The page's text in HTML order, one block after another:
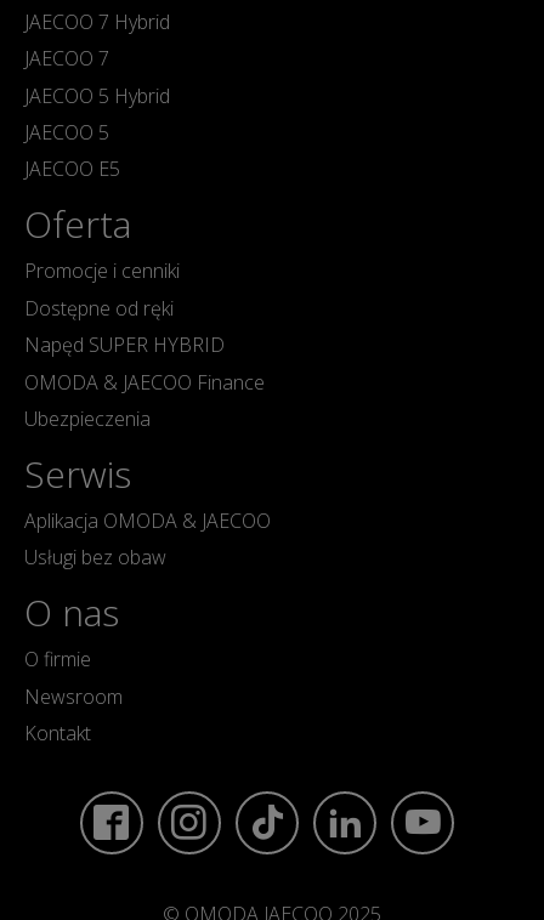
JAECOO 7 Hybrid
JAECOO 7
JAECOO 5 Hybrid
JAECOO 5
JAECOO E5
Oferta
Promocje i cenniki
Dostępne od ręki
Napęd SUPER HYBRID
OMODA & JAECOO Finance
Ubezpieczenia
Serwis
Aplikacja OMODA & JAECOO
Usługi bez obaw
O nas
O firmie
Newsroom
Kontakt
© OMODA JAECOO 2025